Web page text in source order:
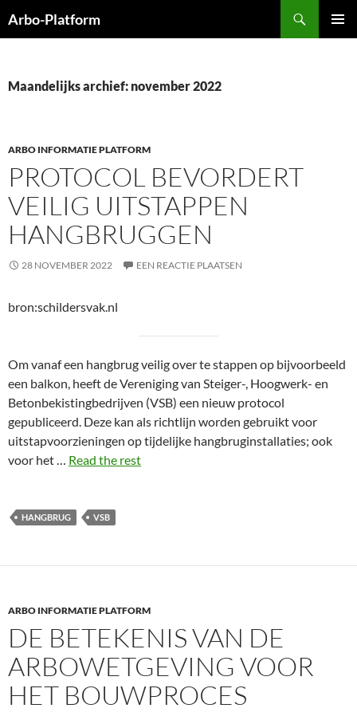
naar
Arbo-Platform
Maandelijks archief: november 2022
ARBO INFORMATIE PLATFORM
PROTOCOL BEVORDERT
VEILIG UITSTAPPEN
HANGBRUGGEN
28 NOVEMBER 2022 EEN REACTIE PLAATSEN
bron:schildersvak.nl
Om vanaf een hangbrug veilig over te stappen op bijvoorbeeld
een balkon, heeft de Vereniging van Steiger-, Hoogwerk- en
Betonbekistingbedrijven (VSB) een nieuw protocol
gepubliceerd. Deze kan als richtlijn worden gebruikt voor
uitstapvoorzieningen op tijdelijke hangbruginstallaties; ook
voor het … Read the rest
HANGBRUG VSB
ARBO INFORMATIE PLATFORM
DE BETEKENIS VAN DE
ARBOWETGEVING VOOR
HET BOUWPROCES